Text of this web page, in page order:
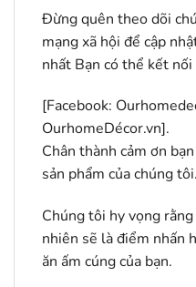
Đừng quên theo dõi
mạng xã hội để cập
nhất Bạn có thể kết
[Facebook:
OurhomeDécor.vn].
Chân thành cảm ơn
sản phẩm của chúng tôi.
Chúng tôi hy vọng
nhiên sẽ là điểm nhấn
ăn ấm cúng của bạn.